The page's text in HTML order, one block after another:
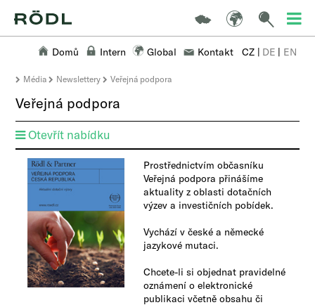
Domů Intern Global Kontakt CZ | DE | EN
Média Newslettery Veřejná podpora
Veřejná podpora
Otevřít nabídku
Prostřednictvím občasníku
Veřejná podpora přinášíme
aktuality z oblasti dotačních
výzev a investičních pobídek.
Vychází v české a německé
jazykové mutaci.
Chcete-li si objednat pravidelné
oznámení o elektronické
publikaci včetně obsahu či